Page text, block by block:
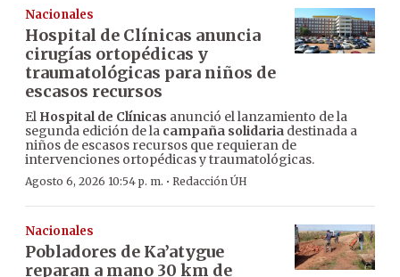
Nacionales
Hospital de Clínicas anuncia
cirugías ortopédicas y
traumatológicas para niños de
escasos recursos
El Hospital de Clínicas anunció el lanzamiento de la
segunda edición de la campaña solidaria destinada a
niños de escasos recursos que requieran de
intervenciones ortopédicas y traumatológicas.
Agosto 6, 2026 10:54 p. m. · Redacción ÚH
Nacionales
Pobladores de Ka’atygue
reparan a mano 30 km de